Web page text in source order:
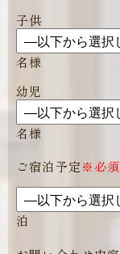
子供
名様
幼児
名様
ご宿泊予定※必須
泊